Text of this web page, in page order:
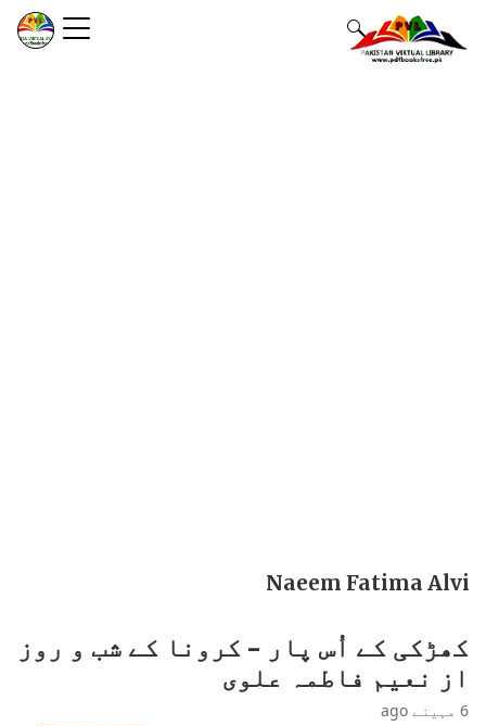
Naeem Fatima Alvi
کھڑکی کے اُس پار – کرونا کے شب و روز
از نعیم فاطمہ علوی
6 مہینے ago